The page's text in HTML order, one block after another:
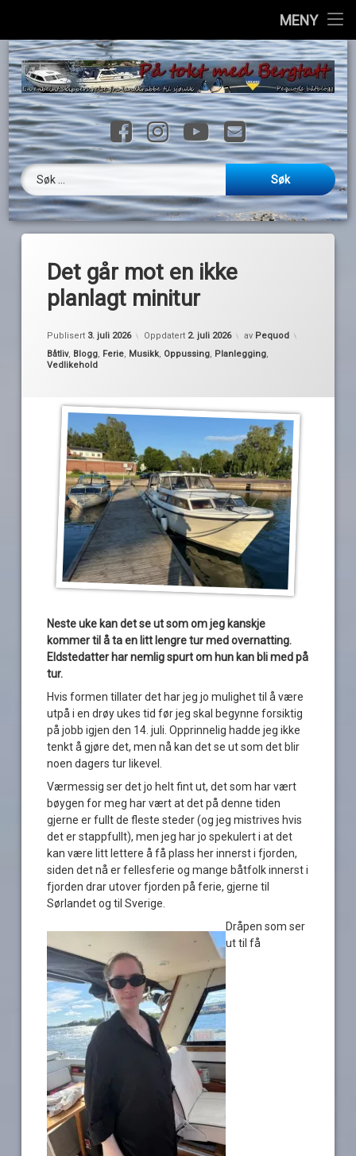
MENY
Info
Havner
Ressurser
Loggbok
Videoer
Kontakt
til
FacebookInstagramYouTube
E-post
Søk etter:
Det går mot en ikke
planlagt minitur
Publisert 3. juli 2026 Oppdatert 2. juli 2026 av Pequod
Kategorier:
Båtliv, Blogg, Ferie, Musikk, Oppussing, Planlegging,
Vedlikehold
Neste uke kan det se ut som om jeg kanskje
kommer til å ta en litt lengre tur med overnatting.
Eldstedatter har nemlig spurt om hun kan bli med på
tur.
Hvis formen tillater det har jeg jo mulighet til å være
utpå i en drøy ukes tid før jeg skal begynne forsiktig
på jobb igjen den 14. juli. Opprinnelig hadde jeg ikke
tenkt å gjøre det, men nå kan det se ut som det blir
noen dagers tur likevel.
Værmessig ser det jo helt fint ut, det som har vært
bøygen for meg har vært at det på denne tiden
gjerne er fullt de fleste steder (og jeg mistrives hvis
det er stappfullt), men jeg har jo spekulert i at det
kan være litt lettere å få plass her innerst i fjorden,
siden det nå er fellesferie og mange båtfolk innerst i
fjorden drar utover fjorden på ferie, gjerne til
Sørlandet og til Sverige.
Dråpen som ser
ut til få